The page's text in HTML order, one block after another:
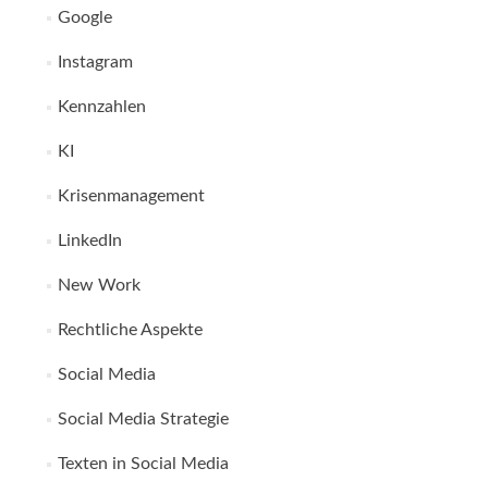
Google
Instagram
Kennzahlen
KI
Krisenmanagement
LinkedIn
New Work
Rechtliche Aspekte
Social Media
Social Media Strategie
Texten in Social Media